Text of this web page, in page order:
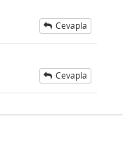
Cevapla
Cevapla